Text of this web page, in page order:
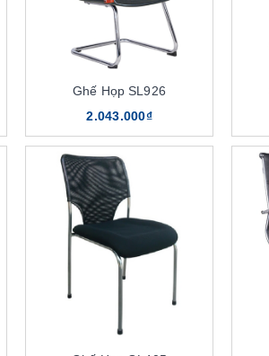
Ghế Họp SL926
2.043.000₫